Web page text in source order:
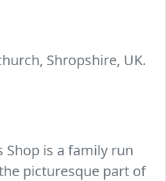
Shropshire, UK.
Shop is a family run
picturesque part of